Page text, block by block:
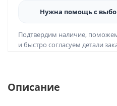
Нужна помощь с
Подтвердим наличие,
и быстро согласуем детали
Описание